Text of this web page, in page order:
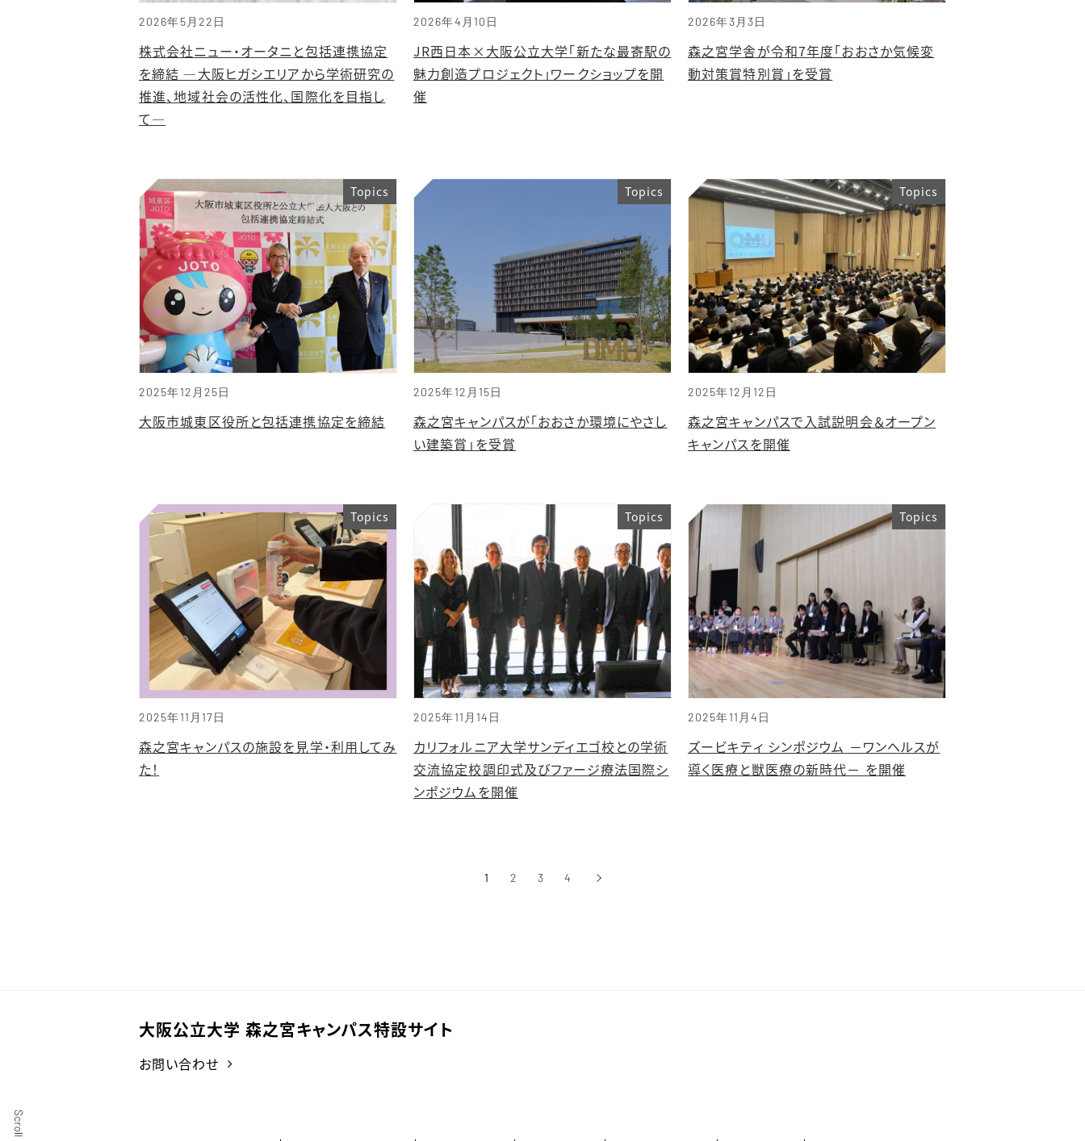
2026年5月22日
株式会社ニュー・オータニと包括連携協定
を締結 ―大阪ヒガシエリアから学術研究の
推進、地域社会の活性化、国際化を目指し
て―
2026年4月10日
JR西日本×大阪公立大学「新たな最寄駅の
魅力創造プロジェクト」ワークショップを開
催
2026年3月3日
森之宮学舎が令和7年度「おおさか気候変
動対策賞特別賞」を受賞
2025年12月25日
Topics
大阪市城東区役所と包括連携協定を締結
2025年12月15日
Topics
森之宮キャンパスが「おおさか環境にやさし
い建築賞」を受賞
2025年12月12日
Topics
森之宮キャンパスで入試説明会＆オープン
キャンパスを開催
2025年11月17日
Topics
森之宮キャンパスの施設を見学・利用してみ
た！
2025年11月14日
Topics
カリフォルニア大学サンディエゴ校との学術
交流協定校調印式及びファージ療法国際シ
ンポジウムを開催
2025年11月4日
Topics
ズービキティ シンポジウム －ワンヘルスが
導く医療と獣医療の新時代－ を開催
1 2 3 4 ›次へ
大阪公立大学 森之宮キャンパス特設サイト
お問い合わせ